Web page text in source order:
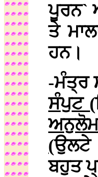
ਪੂਰਨ`
ਤੇ
ਹਨ।
-ਮੰਤ੍ਰ
ਸੰਪੁਟ (
(ਉਲਟੇ
ਬਹੁਤ